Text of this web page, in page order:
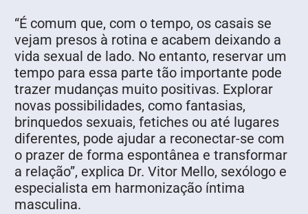
“É comum que, com o tempo, os casais se
vejam presos à rotina e acabem deixando a
vida sexual de lado. No entanto, reservar um
tempo para essa parte tão importante pode
trazer mudanças muito positivas. Explorar
novas possibilidades, como fantasias,
brinquedos sexuais, fetiches ou até lugares
diferentes, pode ajudar a reconectar-se com
o prazer de forma espontânea e transformar
a relação”, explica Dr. Vitor Mello, sexólogo e
especialista em harmonização íntima
masculina.